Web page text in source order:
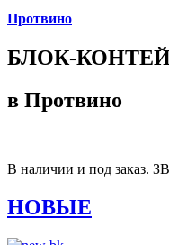
Протвино
БЛОК-
в Протвино
В наличии и под заказ.
НОВЫЕ